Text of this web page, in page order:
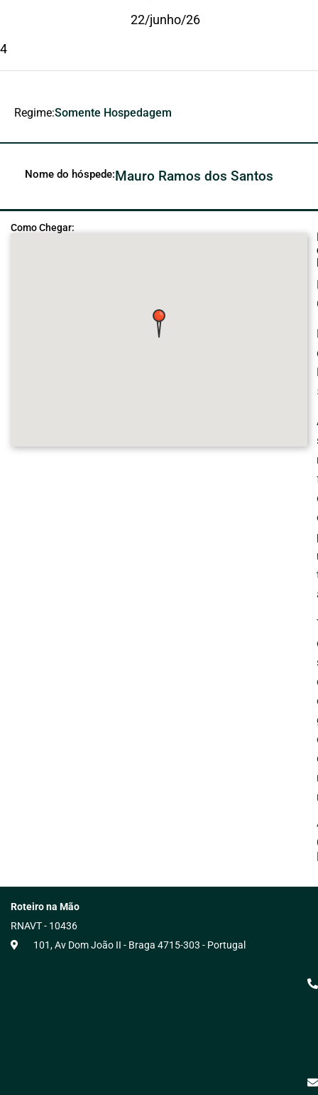
22/junho/26
4
Regime:Somente Hospedagem
Nome do hóspede:Mauro Ramos dos Santos
Como Chegar:
Roteiro na Mão
RNAVT - 10436
101, Av Dom João II - Braga 4715-303 - Portugal